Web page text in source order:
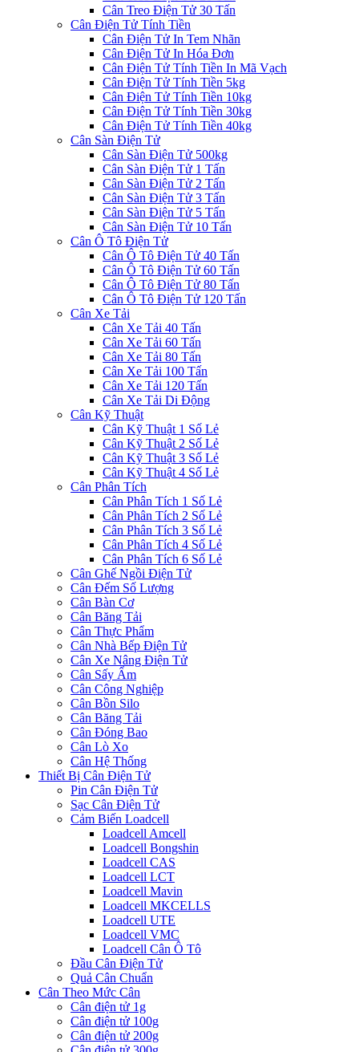
Cân Treo Điện Tử 30 Tấn
Cân Điện Tử Tính Tiền
Cân Điện Tử In Tem Nhãn
Cân Điện Tử In Hóa Đơn
Cân Điện Tử Tính Tiền In Mã Vạch
Cân Điện Tử Tính Tiền 5kg
Cân Điện Tử Tính Tiền 10kg
Cân Điện Tử Tính Tiền 30kg
Cân Điện Tử Tính Tiền 40kg
Cân Sàn Điện Tử
Cân Sàn Điện Tử 500kg
Cân Sàn Điện Tử 1 Tấn
Cân Sàn Điện Tử 2 Tấn
Cân Sàn Điện Tử 3 Tấn
Cân Sàn Điện Tử 5 Tấn
Cân Sàn Điện Tử 10 Tấn
Cân Ô Tô Điện Tử
Cân Ô Tô Điện Tử 40 Tấn
Cân Ô Tô Điện Tử 60 Tấn
Cân Ô Tô Điện Tử 80 Tấn
Cân Ô Tô Điện Tử 120 Tấn
Cân Xe Tải
Cân Xe Tải 40 Tấn
Cân Xe Tải 60 Tấn
Cân Xe Tải 80 Tấn
Cân Xe Tải 100 Tấn
Cân Xe Tải 120 Tấn
Cân Xe Tải Di Động
Cân Kỹ Thuật
Cân Kỹ Thuật 1 Số Lẻ
Cân Kỹ Thuật 2 Số Lẻ
Cân Kỹ Thuật 3 Số Lẻ
Cân Kỹ Thuật 4 Số Lẻ
Cân Phân Tích
Cân Phân Tích 1 Số Lẻ
Cân Phân Tích 2 Số Lẻ
Cân Phân Tích 3 Số Lẻ
Cân Phân Tích 4 Số Lẻ
Cân Phân Tích 6 Số Lẻ
Cân Ghế Ngồi Điện Tử
Cân Đếm Số Lượng
Cân Bàn Cơ
Cân Băng Tải
Cân Thực Phẩm
Cân Nhà Bếp Điện Tử
Cân Xe Nâng Điện Tử
Cân Sấy Ẩm
Cân Công Nghiệp
Cân Bồn Silo
Cân Băng Tải
Cân Đóng Bao
Cân Lò Xo
Cân Hệ Thống
Thiết Bị Cân Điện Tử
Pin Cân Điện Tử
Sạc Cân Điện Tử
Cảm Biến Loadcell
Loadcell Amcell
Loadcell Bongshin
Loadcell CAS
Loadcell LCT
Loadcell Mavin
Loadcell MKCELLS
Loadcell UTE
Loadcell VMC
Loadcell Cân Ô Tô
Đầu Cân Điện Tử
Quả Cân Chuẩn
Cân Theo Mức Cân
Cân điện tử 1g
Cân điện tử 100g
Cân điện tử 200g